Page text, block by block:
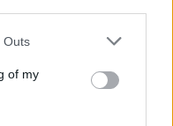
Outs
of my
укажуваат на
што вклучува
како што се
или социјално